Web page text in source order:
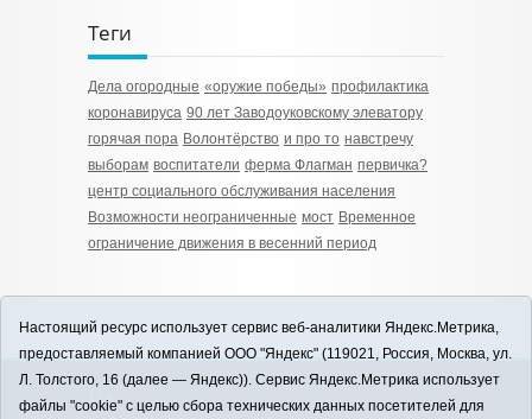
Теги
Дела огородные «оружие победы» профилактика
коронавируса 90 лет Заводоуковскому элеватору
горячая пора Волонтёрство и про то навстречу
выборам воспитатели ферма Флагман первичка?
центр социального обслуживания населения
Возможности неограниченные мост Временное
ограничение движения в весенний период
12+
Настоящий ресурс использует сервис веб-аналитики Яндекс.Метрика,
предоставляемый компанией ООО "Яндекс" (119021, Россия, Москва, ул.
Л. Толстого, 16 (далее — Яндекс)). Сервис Яндекс.Метрика использует
файлы "cookie" с целью сбора технических данных посетителей для